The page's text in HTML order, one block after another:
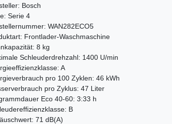
Bosch
Serie 4
WAN282ECO5
Frontlader-Waschmaschine
8 kg
Schleuderdrehzahl: 1400 U/min
A
pro 100 Zyklen: 46 kWh
pro Zyklus: 47 Liter
Eco 40-60: 3:33 h
B
71 dB(A)